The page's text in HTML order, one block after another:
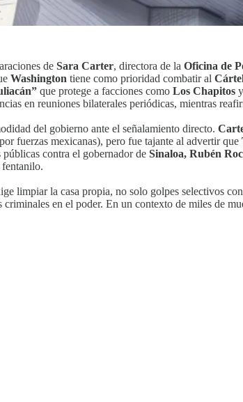
de Sara Carter, directora de la Oficina de
Washington tiene como prioridad combatir al
que protege a facciones como Los Chapitos y
en reuniones bilaterales periódicas, mientras
del gobierno ante el señalamiento directo.
fuerzas mexicanas), pero fue tajante al advertir que
contra el gobernador de Sinaloa, Rubén
limpiar la casa propia, no solo golpes selectivos
en el poder. En un contexto de miles de